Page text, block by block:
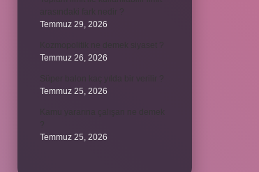
Temmuz 29, 2026
Temmuz 26, 2026
Temmuz 25, 2026
Temmuz 25, 2026